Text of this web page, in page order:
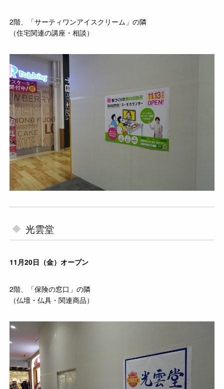
2階、「サーティワンアイスクリーム」の隣
（住宅関連の講座・相談）
光雲堂
11月20日（金）オープン
2階、「保険の窓口」の隣
（仏壇・仏具・関連商品）